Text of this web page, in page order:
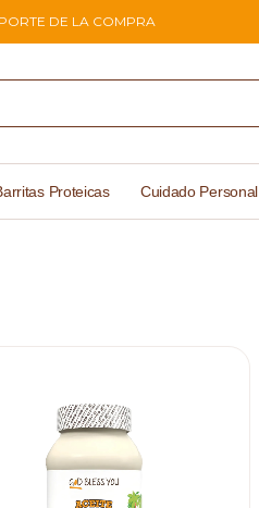
DE LA COMPRA
Proteicas Cuidado Personal